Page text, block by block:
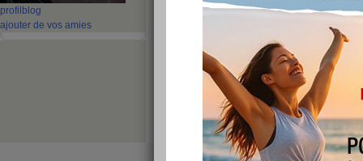
profil blog
ajouter de vos amies
Avril ne te
je stabilise!!!
publié le 07/04/2019 à 21:44